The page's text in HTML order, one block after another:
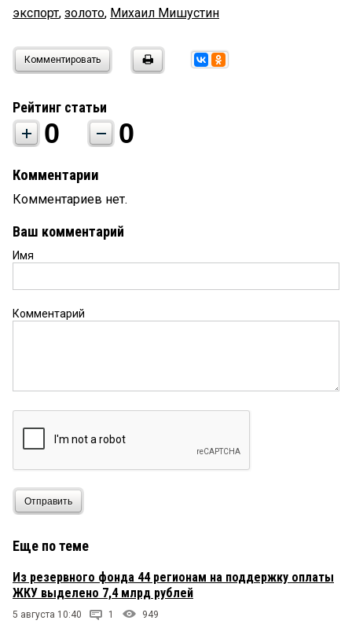
экспорт, золото, Михаил Мишустин
Комментировать
Рейтинг статьи
0 0
Комментарии
Комментариев нет.
Ваш комментарий
Имя
Комментарий
Отправить
Еще по теме
Из резервного фонда 44 регионам на поддержку оплаты
ЖКУ выделено 7,4 млрд рублей
5 августа 10:40 1 949